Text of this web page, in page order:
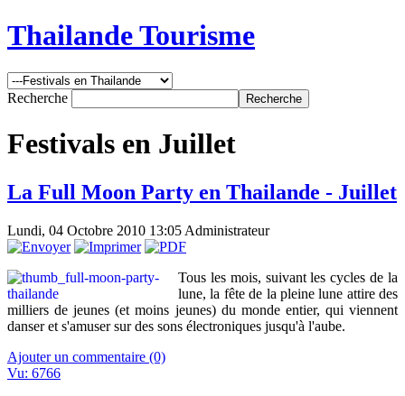
Thailande Tourisme
Recherche
Festivals en Juillet
La Full Moon Party en Thailande - Juillet
Lundi, 04 Octobre 2010 13:05 Administrateur
Tous les mois, suivant les cycles de la
lune, la fête de la pleine lune attire des
milliers de jeunes (et moins jeunes) du monde entier, qui viennent
danser et s'amuser sur des sons électroniques jusqu'à l'aube.
Ajouter un commentaire (0)
Vu: 6766